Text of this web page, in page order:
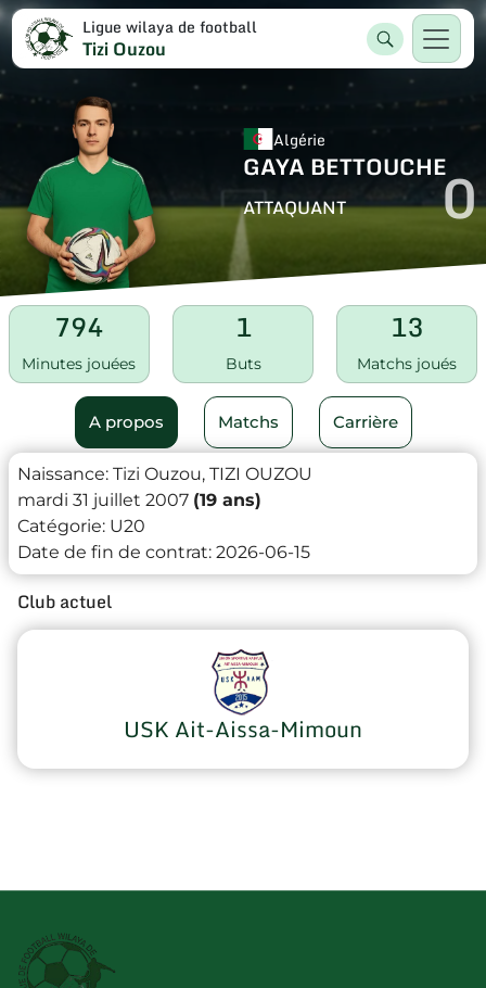
Ligue wilaya de football
Tizi Ouzou
Algérie
GAYA BETTOUCHE
ATTAQUANT 0
794
Minutes jouées
1
Buts
13
Matchs joués
A propos Matchs Carrière
Naissance: Tizi Ouzou, TIZI OUZOU
mardi 31 juillet 2007 (19 ans)
Catégorie: U20
Date de fin de contrat: 2026-06-15
Club actuel
USK Ait-Aissa-Mimoun